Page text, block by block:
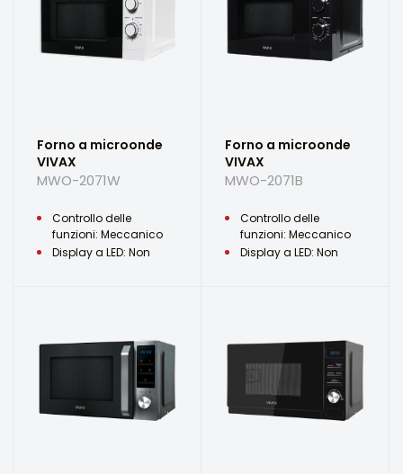
Forno a microonde
VIVAX
MWO-2071W
Controllo delle
funzioni: Meccanico
Display a LED: Non
Forno a microonde
VIVAX
MWO-2071B
Controllo delle
funzioni: Meccanico
Display a LED: Non